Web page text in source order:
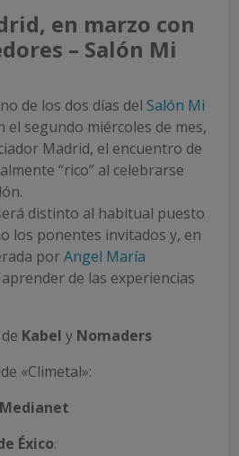
en marzo con
– Salón Mi
de los dos días del Salón Mi
el segundo miércoles de mes,
Madrid, el encuentro de
“rico” al celebrarse
distinto al habitual puesto
los ponentes invitados y, en
porAngel María
de las experiencias
Kabel y Nomaders
«Climetal»:
Medianet
Éxico.